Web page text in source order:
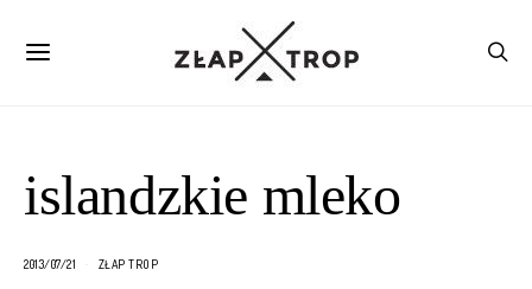
islandzkie mleko
2013/07/21 ZŁAP TROP